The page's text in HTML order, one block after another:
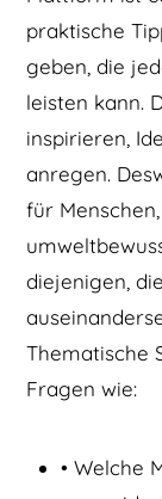
praktische
geben, die
leisten kann.
inspirieren,
anregen.
für
diejenigen,
Thematische
Fragen wie:
• Welche